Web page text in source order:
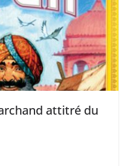
attitré du